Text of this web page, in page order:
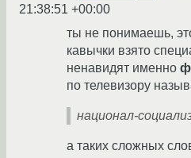
21:38:51 +00:00
ты не понимаешь,
кавычки взято
ненавидят именно
по телевизору
национал-
а таких сложных